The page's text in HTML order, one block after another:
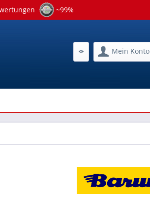
~99%
Mein Konto